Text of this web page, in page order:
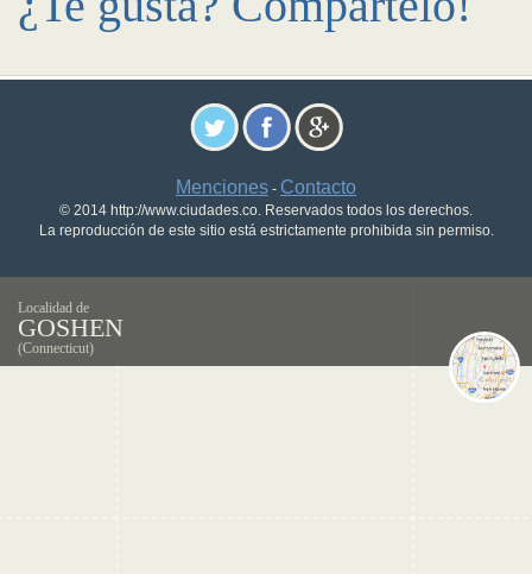
Menciones - Contacto
© 2014 http://www.ciudades.co. Reservados todos los derechos.
La reproducción de este sitio está estrictamente prohibida sin permiso.
Localidad de
GOSHEN
(Connecticut)